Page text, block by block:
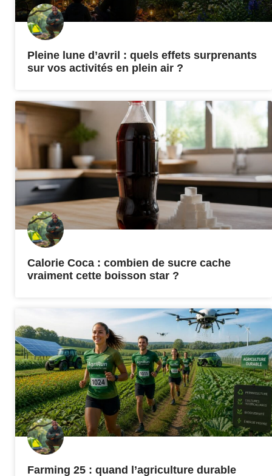
Pleine lune d’avril : quels effets surprenants
sur vos activités en plein air ?
Calorie Coca : combien de sucre cache
vraiment cette boisson star ?
Farming 25 : quand l’agriculture durable